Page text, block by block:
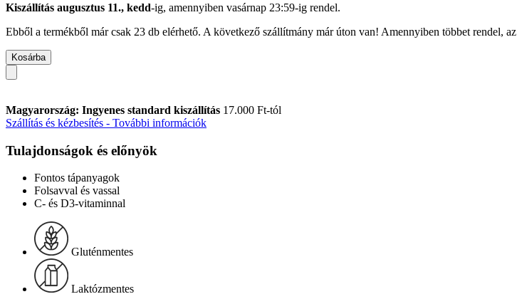
Kiszállítás augusztus 11., kedd-ig, amennyiben vasárnap 23:59-ig rendel.
Ebből a termékből már csak 23 db elérhető. A következő szállítmány már úton van! Amennyiben többet rendel,
Kosárba
Magyarország: Ingyenes standard kiszállítás 17.000 Ft-tól
Szállítás és kézbesítés - További információk
Tulajdonságok és előnyök
Fontos tápanyagok
Folsavval és vassal
C- és D3-vitaminnal
Gluténmentes
Laktózmentes